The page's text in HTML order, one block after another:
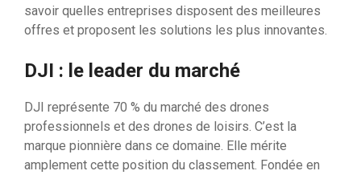
savoir quelles entreprises disposent des meilleures
offres et proposent les solutions les plus innovantes.
DJI : le leader du marché
DJI représente 70 % du marché des drones
professionnels et des drones de loisirs. C’est la
marque pionnière dans ce domaine. Elle mérite
amplement cette position du classement. Fondée en